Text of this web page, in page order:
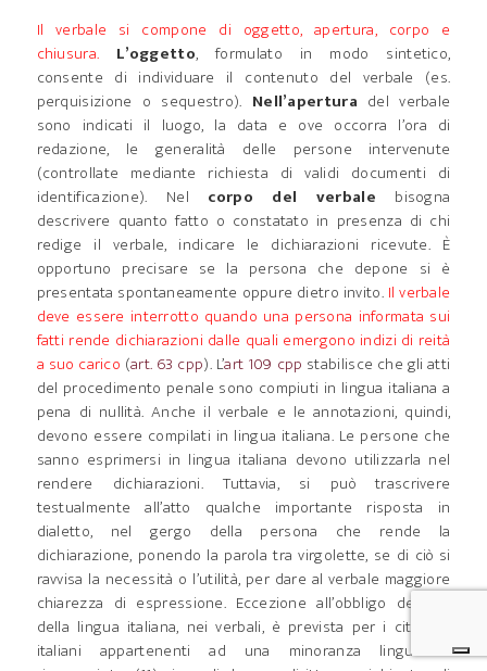
Il verbale si compone di oggetto, apertura, corpo e
chiusura. L’oggetto, formulato in modo sintetico,
consente di individuare il contenuto del verbale (es.
perquisizione o sequestro). Nell’apertura del verbale
sono indicati il luogo, la data e ove occorra l’ora di
redazione, le generalità delle persone intervenute
(controllate mediante richiesta di validi documenti di
identificazione). Nel corpo del verbale bisogna
descrivere quanto fatto o constatato in presenza di chi
redige il verbale, indicare le dichiarazioni ricevute. È
opportuno precisare se la persona che depone si è
presentata spontaneamente oppure dietro invito. Il verbale
deve essere interrotto quando una persona informata sui
fatti rende dichiarazioni dalle quali emergono indizi di reità
a suo carico (art. 63 cpp). L’art 109 cpp stabilisce che gli atti
del procedimento penale sono compiuti in lingua italiana a
pena di nullità. Anche il verbale e le annotazioni, quindi,
devono essere compilati in lingua italiana. Le persone che
sanno esprimersi in lingua italiana devono utilizzarla nel
rendere dichiarazioni. Tuttavia, si può trascrivere
testualmente all’atto qualche importante risposta in
dialetto, nel gergo della persona che rende la
dichiarazione, ponendo la parola tra virgolette, se di ciò si
ravvisa la necessità o l’utilità, per dare al verbale maggiore
chiarezza di espressione. Eccezione all’obbligo dell’uso
della lingua italiana, nei verbali, è prevista per i cittadini
italiani appartenenti ad una minoranza linguistica